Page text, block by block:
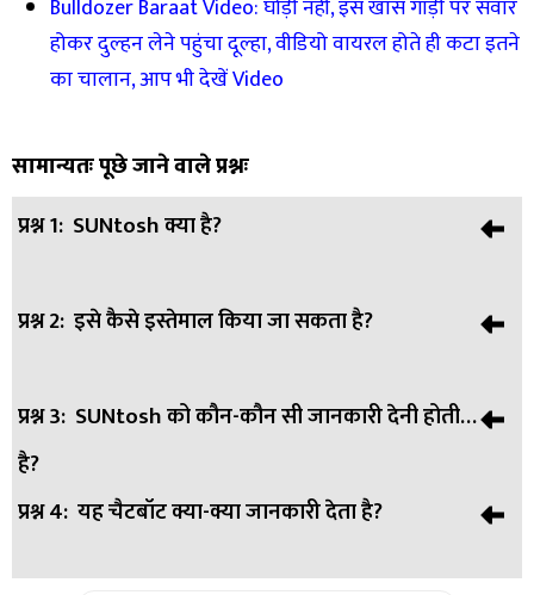
Bulldozer Baraat Video: घोड़ी नहीं, इस खास गाड़ी पर सवार
होकर दुल्हन लेने पहुंचा दूल्हा, वीडियो वायरल होते ही कटा इतने
का चालान, आप भी देखें Video
सामान्यतः पूछे जाने वाले प्रश्नः
प्रश्न 1: SUNtosh क्या है?
उत्तर: SUNtosh MNRE का WhatsApp आधारित AI चैटबॉट है, जो
प्रश्न 2: इसे कैसे इस्तेमाल किया जा सकता है?
उत्तर: इसे QR कोड या WhatsApp के जरिए एक्सेस किया जा सकता
है।
प्रश्न 3: SUNtosh को कौन-कौन सी जानकारी देनी होती
है?
उत्तर: यूजर्स को अपने घर का सैंक्शन लोड और लेटेस्ट बिजली बिल देना
प्रश्न 4: यह चैटबॉट क्या-क्या जानकारी देता है?